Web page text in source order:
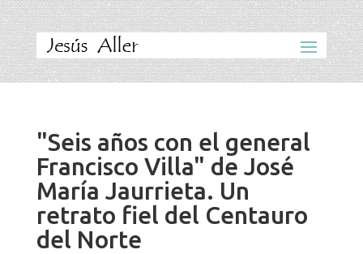
"Seis años con el general
Francisco Villa" de José
María Jaurrieta. Un
retrato fiel del Centauro
del Norte